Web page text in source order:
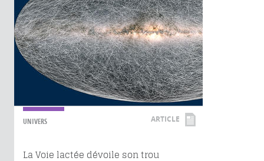
UNIVERS ARTICLE
La Voie lactée dévoile son trou